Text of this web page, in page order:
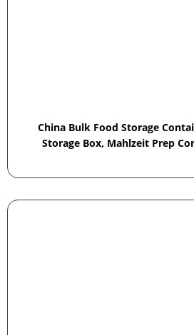
China Bulk Food Storage
Storage Box, Mahlzeit Prep